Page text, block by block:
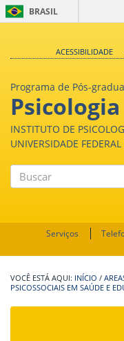
BRASIL
ACESSIBILIDADE
Programa de Pós-
Psicologia
INSTITUTO DE
UNIVERSIDADE
Serviços
INÍCIO /
PSICOSSOCIAIS EM SAÚDE E